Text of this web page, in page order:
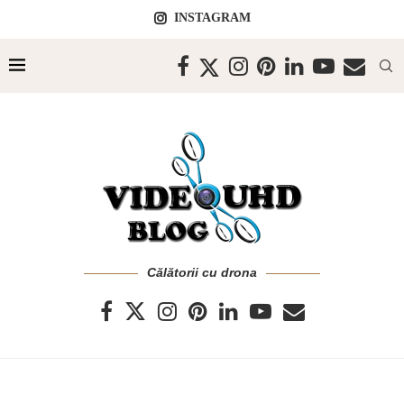
INSTAGRAM
Călătorii cu drona